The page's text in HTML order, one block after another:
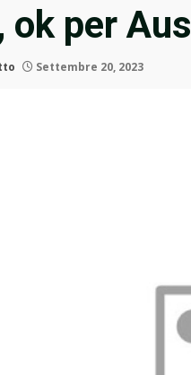
ok per
Settembre 20, 2023